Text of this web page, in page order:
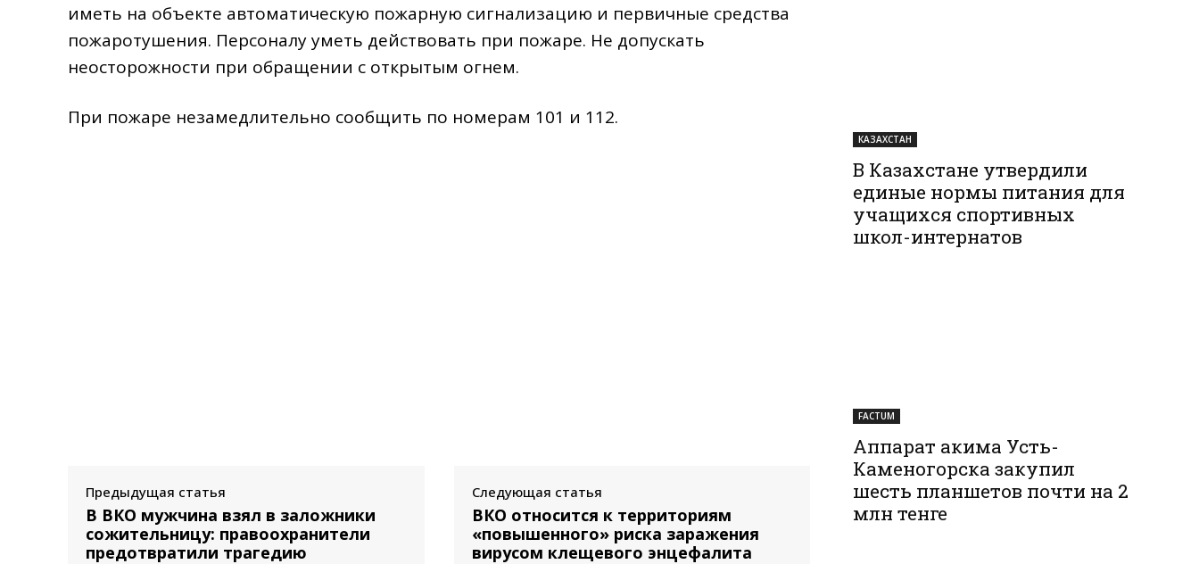
иметь на объекте автоматическую пожарную сигнализацию и​ первичные средства
пожаротушения. Персоналу уметь действовать при пожаре. Не допускать
неосторожности при обращении с открытым огнем.
При пожаре незамедлительно сообщить по номерам 101 и 112.
Предыдущая статья
В ВКО мужчина взял в заложники
сожительницу: правоохранители
предотвратили трагедию
Следующая статья
ВКО относится к территориям
«повышенного» риска заражения
вирусом клещевого энцефалита
КАЗАХСТАН
В Казахстане утвердили
единые нормы питания для
учащихся спортивных
школ-интернатов
FACTUM
Аппарат акима Усть-
Каменогорска закупил
шесть планшетов почти на 2
млн тенге